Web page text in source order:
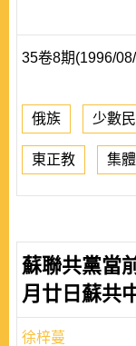
35卷8期(1996/
俄族 少數
東正教 集
蘇聯共黨當
月廿日蘇共
徐梓蔓